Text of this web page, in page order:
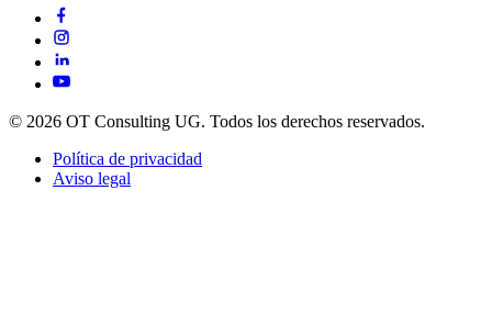
© 2026 OT Consulting UG. Todos los derechos reservados.
Política de privacidad
Aviso legal